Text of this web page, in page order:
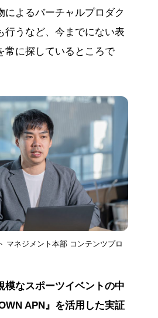
によるバーチャルプロダク
行うなど、今までにない表
常に探しているところで
マネジメント本部 コンテンツプロ
なスポーツイベントの中
APN』を活用した実証